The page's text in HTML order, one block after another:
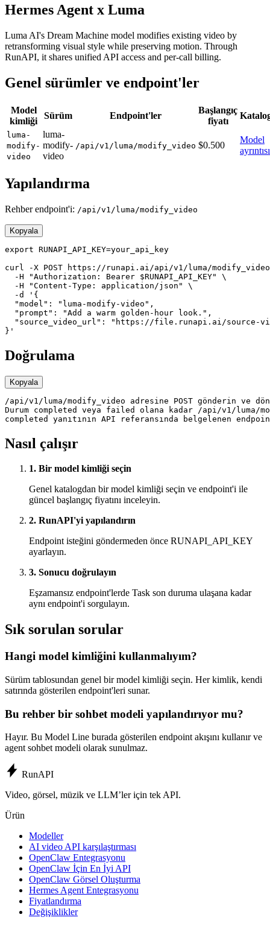
Hermes Agent x Luma
Luma AI's Dream Machine model modifies existing video by
retransforming visual style while preserving motion. Through
RunAPI, it shares unified API access and per-call billing.
Genel sürümler ve endpoint'ler
Model
kimliği
Sürüm Endpoint'ler
Başlangıç
fiyatı
luma-
modify-
video
luma-
modify-
video
/api/v1/luma/modify_video $0.500
Model
ayrıntısı
Yapılandırma
Rehber endpoint'i: /api/v1/luma/modify_video
Kopyala
export RUNAPI_API_KEY=your_api_key
curl -X POST https://runapi.ai/api/v1/luma/
  -H "Authorization: Bearer $RUNAPI_API_KEY" \
  -H "Content-Type: application/json" \
  -d '{
  "model": "luma-modify-video",
  "prompt": "Add a warm golden-hour look.",
"source_video_url": "https://file.runapi.ai/source-
}'
Doğrulama
Kopyala
/api/v1/luma/modify_video adresine POST gönderin ve
Durum completed veya failed olana kadar /api/v1/luma/
completed yanıtının API referansında belgelenen
Nasıl çalışır
1. Bir model kimliği seçin
Genel katalogdan bir model kimliği seçin ve endpoint'i ile
güncel başlangıç fiyatını inceleyin.
2. RunAPI'yi yapılandırın
Endpoint isteğini göndermeden önce RUNAPI_API_KEY
ayarlayın.
3. Sonucu doğrulayın
Eşzamansız endpoint'lerde Task son duruma ulaşana kadar
aynı endpoint'i sorgulayın.
Sık sorulan sorular
Hangi model kimliğini kullanmalıyım?
Sürüm tablosundan genel bir model kimliği seçin. Her kimlik, kendi
satırında gösterilen endpoint'leri sunar.
Bu rehber bir sohbet modeli yapılandırıyor mu?
Hayır. Bu Model Line burada gösterilen endpoint akışını kullanır ve
agent sohbet modeli olarak sunulmaz.
RunAPI
Video, görsel, müzik ve LLM’ler için tek API.
Ürün
Modeller
AI video API karşılaştırması
OpenClaw Entegrasyonu
OpenClaw İçin En İyi API
OpenClaw Görsel Oluşturma
Hermes Agent Entegrasyonu
Fiyatlandırma
Değişiklikler